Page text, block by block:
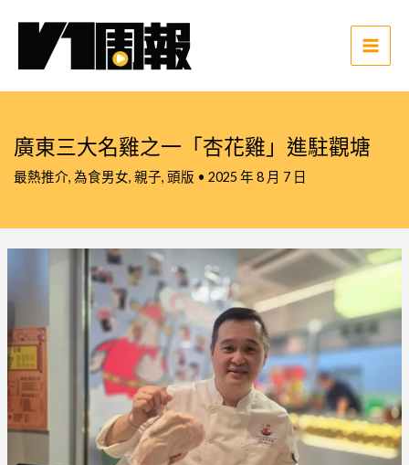
Main
廣東三大名雞之一「杏花雞」進駐觀塘
最熱推介, 為食男女, 親子, 頭版 • 2025 年 8 月 7 日